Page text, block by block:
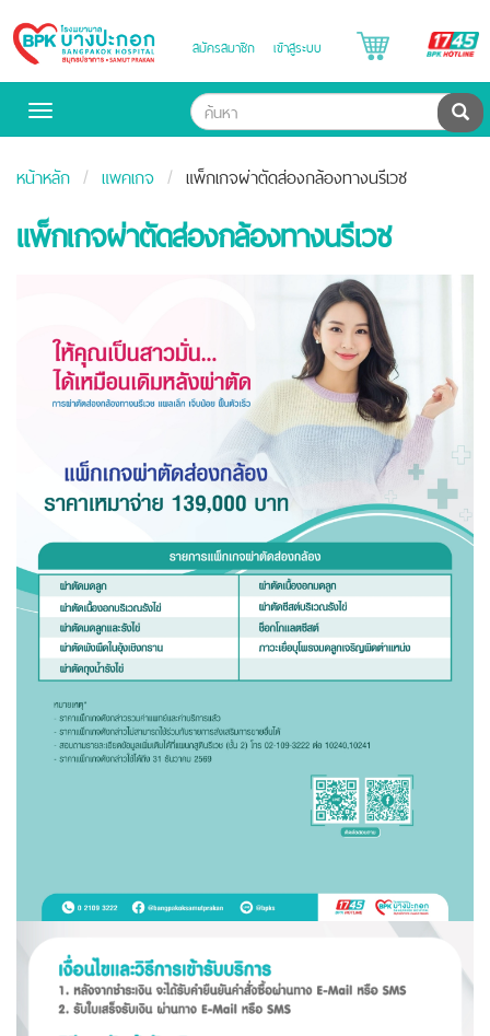
Bangpakok
Hospital
สมัครสมาชิก เข้าสู่ระบบ
Toggle
ค้น
หน้าหลัก แพคเกจ แพ็กเกจผ่าตัดส่องกล้องทางนรีเวช
แพ็กเกจผ่าตัดส่องกล้องทางนรีเวช